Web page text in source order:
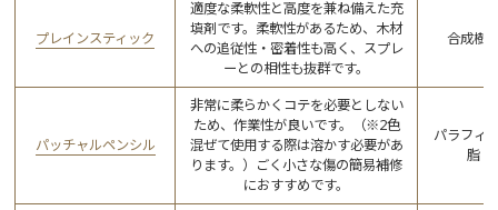
プレインスティック
適度な柔軟性と高度を兼ね備えた充
填剤です。柔軟性があるため、木材
への追従性・密着性も高く、スプレ
ーとの相性も抜群です。
合成樹
パッチャルペンシル
非常に柔らかくコテを必要としない
ため、作業性が良いです。（※2色
混ぜて使用する際は溶かす必要があ
ります。）ごく小さな傷の簡易補修
におすすめです。
パラフィ
脂